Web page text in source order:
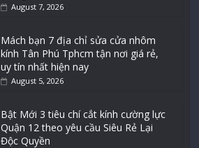
August 7, 2026
Mách bạn 7 địa chỉ sửa cửa nhôm
kính Tân Phú Tphcm tận nơi giá rẻ,
uy tín nhất hiện nay
August 5, 2026
Bật Mới 3 tiêu chí cắt kính cường lực
Quận 12 theo yêu cầu Siêu Rẻ Lại
Độc Quyền